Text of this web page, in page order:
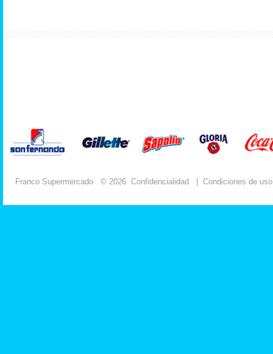
Franco Supermercado © 2026 Confidencialidad Condiciones de uso